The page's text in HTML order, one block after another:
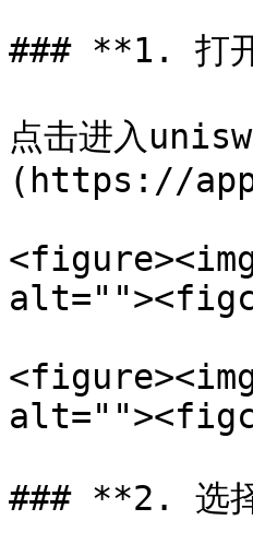
### **1. 打开
点击进入
(https://
### **2. 选择